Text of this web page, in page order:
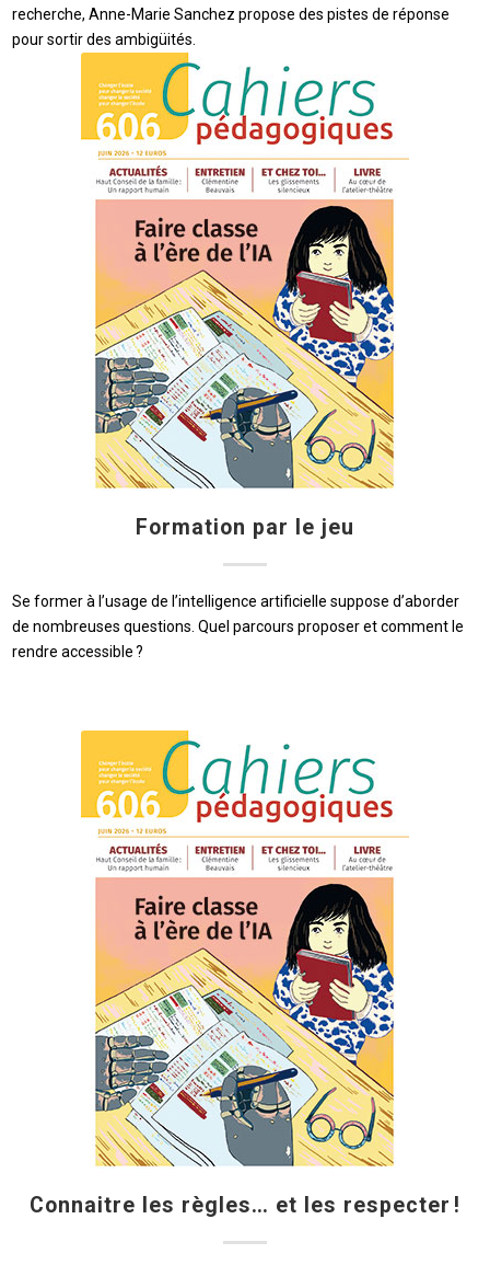
recherche, Anne-Marie Sanchez propose des pistes de réponse
pour sortir des ambigüités.
Formation par le jeu
Se former à l’usage de l’intelligence artificielle suppose d’aborder
de nombreuses questions. Quel parcours proposer et comment le
rendre accessible ?
Connaitre les règles… et les respecter !